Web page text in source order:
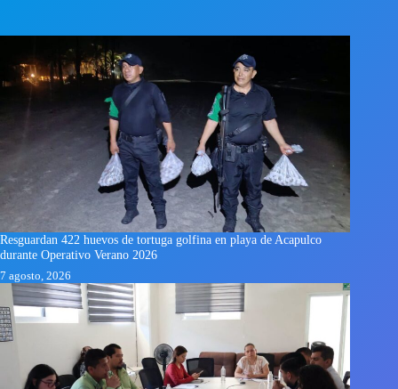
Resguardan 422 huevos de tortuga golfina en playa de Acapulco
durante Operativo Verano 2026
7 agosto, 2026